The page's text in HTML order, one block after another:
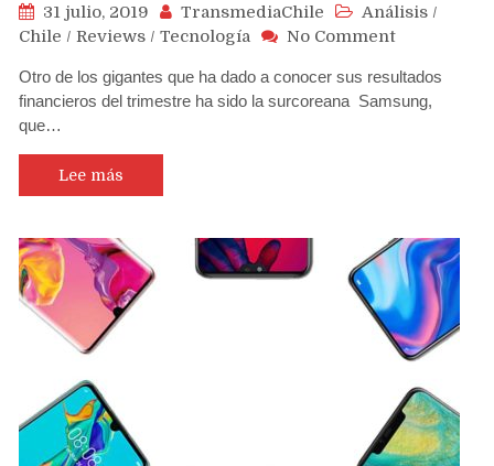
31 julio, 2019 TransmediaChile Análisis /
Chile / Reviews / Tecnología No Commenton
pese
a
un
42%
menos
pero
crece
negocio
pantallas
OLED
Otro de los gigantes que ha dado a conocer sus resultados
financieros del trimestre ha sido la surcoreana Samsung,
que…
Lee más